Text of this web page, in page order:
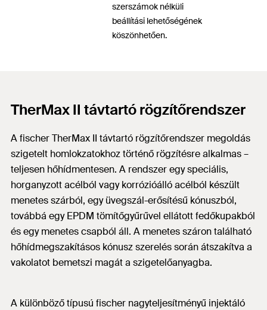
szerszámok nélküli
beállítási lehetőségének
köszönhetően.
TherMax II távtartó rögzítőrendszer
A fischer TherMax II távtartó rögzítőrendszer megoldás
szigetelt homlokzatokhoz történő rögzítésre alkalmas –
teljesen hőhídmentesen. A rendszer egy speciális,
horganyzott acélból vagy korrózióálló acélból készült
menetes szárból, egy üvegszál-erősítésű kónuszból,
továbbá egy EPDM tömítőgyűrűvel ellátott fedőkupakból
és egy menetes csapból áll. A menetes száron található
hőhídmegszakításos kónusz szerelés során átszakítva a
vakolatot bemetszi magát a szigetelőanyagba.
A különböző típusú fischer nagyteljesítményű injektáló